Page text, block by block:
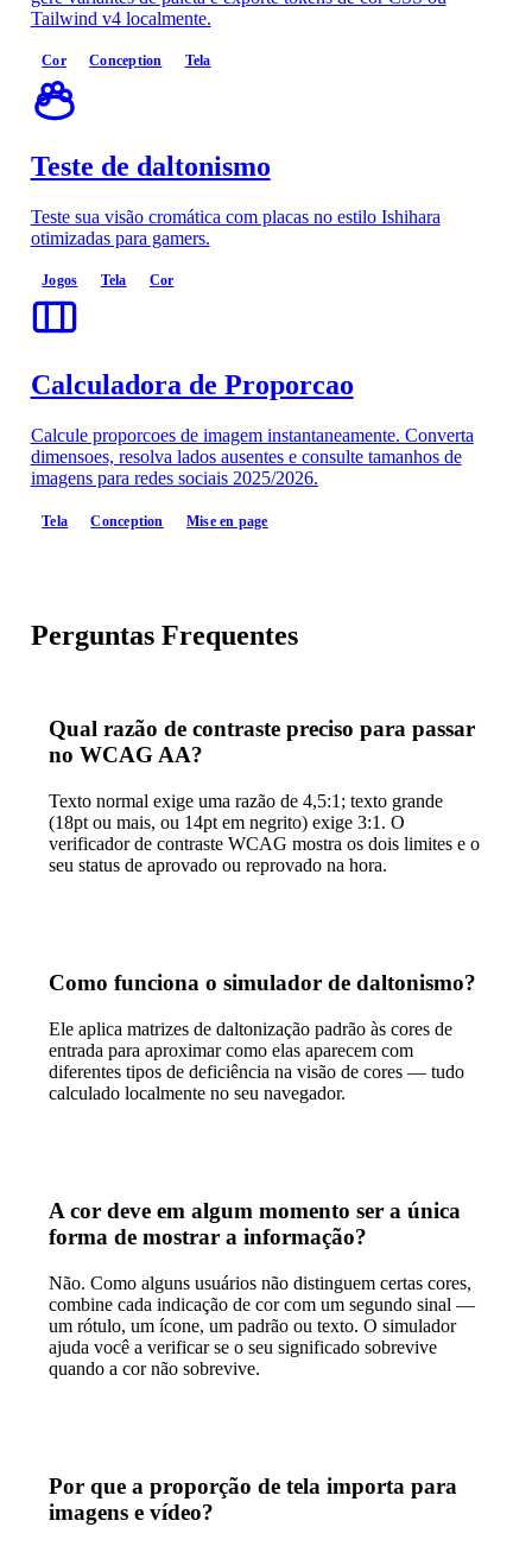
Tailwind v4 localmente.
Cor Conception Tela
Teste de daltonismo
Teste sua visão cromática com placas no estilo Ishihara
otimizadas para gamers.
Jogos Tela Cor
Calculadora de Proporcao
Calcule proporcoes de imagem instantaneamente. Converta
dimensoes, resolva lados ausentes e consulte tamanhos de
imagens para redes sociais 2025/2026.
Tela Conception Mise en page
Perguntas Frequentes
Qual razão de contraste preciso para passar
no WCAG AA?
Texto normal exige uma razão de 4,5:1; texto grande
(18pt ou mais, ou 14pt em negrito) exige 3:1. O
verificador de contraste WCAG mostra os dois limites e o
seu status de aprovado ou reprovado na hora.
Como funciona o simulador de daltonismo?
Ele aplica matrizes de daltonização padrão às cores de
entrada para aproximar como elas aparecem com
diferentes tipos de deficiência na visão de cores — tudo
calculado localmente no seu navegador.
A cor deve em algum momento ser a única
forma de mostrar a informação?
Não. Como alguns usuários não distinguem certas cores,
combine cada indicação de cor com um segundo sinal —
um rótulo, um ícone, um padrão ou texto. O simulador
ajuda você a verificar se o seu significado sobrevive
quando a cor não sobrevive.
Por que a proporção de tela importa para
imagens e vídeo?